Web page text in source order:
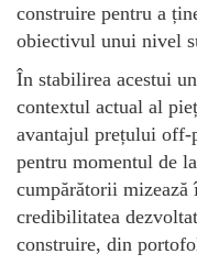
construire pentru a
obiectivul unui nivel
În stabilirea acestui
contextul actual al
avantajul prețului off-
pentru momentul de
cumpărătorii mizează
credibilitatea
construire, din